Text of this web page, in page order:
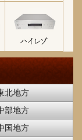
北地方
部地方
国地方